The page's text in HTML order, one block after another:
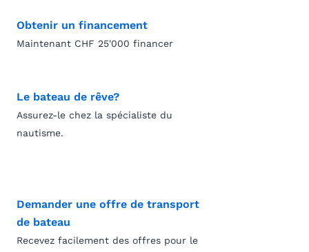
Obtenir un financement
Maintenant CHF 25'000 financer
Le bateau de rêve?
Assurez-le chez la spécialiste du
nautisme.
Demander une offre de transport
de bateau
Recevez facilement des offres pour le